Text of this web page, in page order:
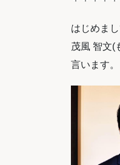
はじめまし
茂風 智文(
言います。